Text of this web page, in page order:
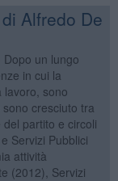
Alfredo De
Dopo un lungo
in cui la
lavoro, sono
cresciuto tra
del partito e circoli
Servizi Pubblici
attività
(2012), Servizi